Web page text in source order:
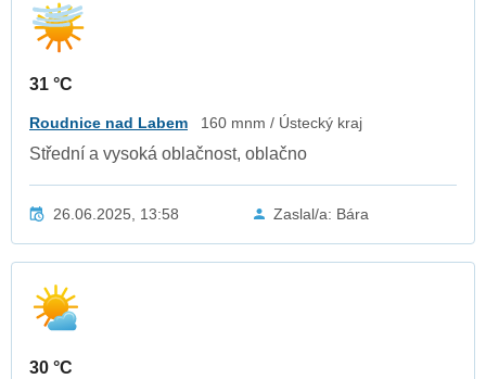
31 °C
Roudnice nad Labem 160 mnm / Ústecký kraj
Střední a vysoká oblačnost, oblačno
26.06.2025, 13:58 Zaslal/a: Bára
30 °C